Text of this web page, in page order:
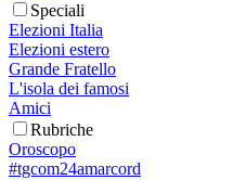
Speciali
Elezioni Italia
Elezioni estero
Grande Fratello
L'isola dei famosi
Amici
Rubriche
Oroscopo
#tgcom24amarcord